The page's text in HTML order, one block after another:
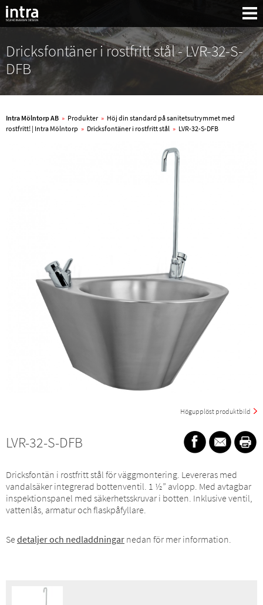
Dricksfontäner i rostfritt stål - LVR-32-S-
DFB
Intra Mölntorp AB » Produkter » Höj din standard på sanitetsutrymmet med
rostfritt! | Intra Mölntorp » Dricksfontäner i rostfritt stål » LVR-32-S-DFB
Högupplöst produktbild
LVR-32-S-DFB
Dricksfontän i rostfritt stål för väggmontering. Levereras med
vandalsäker integrerad bottenventil. 1 ½” avlopp. Med avtagbar
inspektionspanel med säkerhetsskruvar i botten. Inklusive ventil,
vattenlås, armatur och flaskpåfyllare.
Se detaljer och nedladdningar nedan för mer information.